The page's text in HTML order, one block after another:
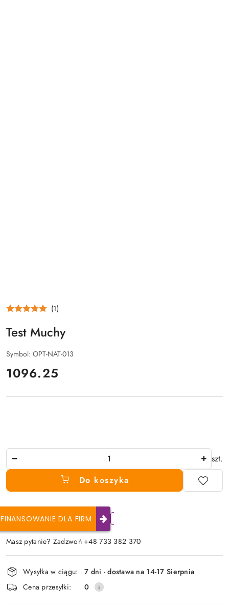
(1)
Test Muchy
Symbol: OPT-NAT-013
cena:
1096.25
szt.
Do koszyka
FINANSOWANIE DLA FIRM
Masz pytanie? Zadzwoń +48 733 382 370
Dostępność
i
dostawa
Wysyłka w ciągu:
7 dni - dostawa na 14-17 Sierpnia
Cena przesyłki:
0